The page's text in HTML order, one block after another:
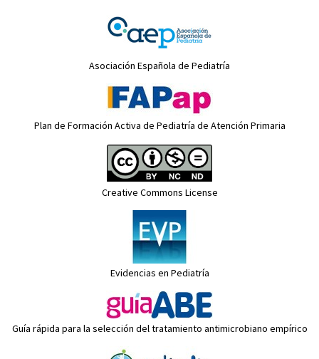
Asociación Española de Pediatría
Plan de Formación Activa de Pediatría de Atención Primaria
Creative Commons License
Evidencias en Pediatría
Guía rápida para la selección del tratamiento antimicrobiano empírico